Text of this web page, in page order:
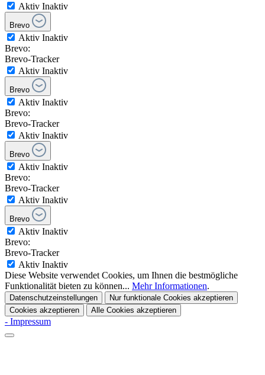
Aktiv Inaktiv
Brevo
Aktiv Inaktiv
Brevo:
Brevo-Tracker
Aktiv Inaktiv
Brevo
Aktiv Inaktiv
Brevo:
Brevo-Tracker
Aktiv Inaktiv
Brevo
Aktiv Inaktiv
Brevo:
Brevo-Tracker
Aktiv Inaktiv
Brevo
Aktiv Inaktiv
Brevo:
Brevo-Tracker
Aktiv Inaktiv
Diese Website verwendet Cookies, um Ihnen die bestmögliche
Funktionalität bieten zu können... Mehr Informationen.
Datenschutzeinstellungen
Nur funktionale Cookies akzeptieren
Cookies akzeptieren
Alle Cookies akzeptieren
- Impressum